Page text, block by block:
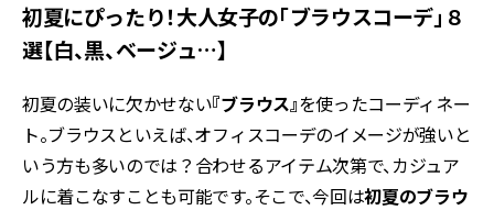
初夏にぴったり！大人女子の「ブラウスコーデ」８
選【白、黒、ベージュ…】
初夏の装いに欠かせない『ブラウス』を使ったコーディネー
ト。ブラウスといえば、オフィスコーデのイメージが強いと
いう方も多いのでは？合わせるアイテム次第で、カジュア
ルに着こなすことも可能です。そこで、今回は初夏のブラウ